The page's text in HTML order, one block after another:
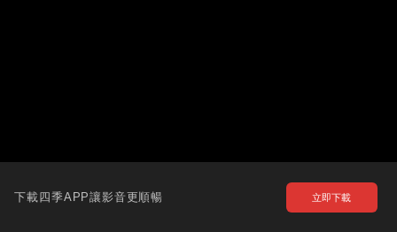
下載四季APP讓影音更順暢 立即下載